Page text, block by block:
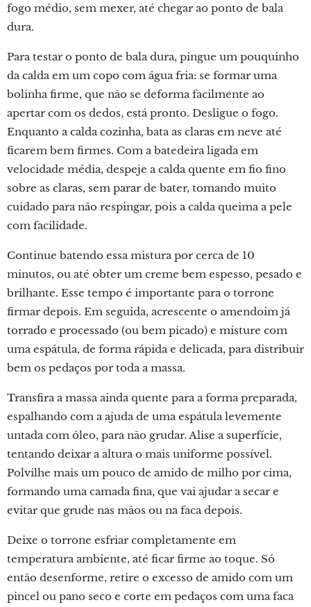
fogo médio, sem mexer, até chegar ao ponto de bala
dura.
Para testar o ponto de bala dura, pingue um pouquinho
da calda em um copo com água fria: se formar uma
bolinha firme, que não se deforma facilmente ao
apertar com os dedos, está pronto. Desligue o fogo.
Enquanto a calda cozinha, bata as claras em neve até
ficarem bem firmes. Com a batedeira ligada em
velocidade média, despeje a calda quente em fio fino
sobre as claras, sem parar de bater, tomando muito
cuidado para não respingar, pois a calda queima a pele
com facilidade.
Continue batendo essa mistura por cerca de 10
minutos, ou até obter um creme bem espesso, pesado e
brilhante. Esse tempo é importante para o torrone
firmar depois. Em seguida, acrescente o amendoim já
torrado e processado (ou bem picado) e misture com
uma espátula, de forma rápida e delicada, para distribuir
bem os pedaços por toda a massa.
Transfira a massa ainda quente para a forma preparada,
espalhando com a ajuda de uma espátula levemente
untada com óleo, para não grudar. Alise a superfície,
tentando deixar a altura o mais uniforme possível.
Polvilhe mais um pouco de amido de milho por cima,
formando uma camada fina, que vai ajudar a secar e
evitar que grude nas mãos ou na faca depois.
Deixe o torrone esfriar completamente em
temperatura ambiente, até ficar firme ao toque. Só
então desenforme, retire o excesso de amido com um
pincel ou pano seco e corte em pedaços com uma faca